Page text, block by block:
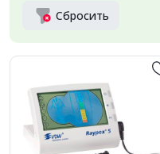
Сбросить